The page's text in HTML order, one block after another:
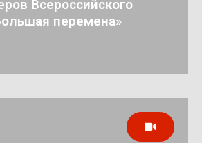
Всероссийского
перемена»